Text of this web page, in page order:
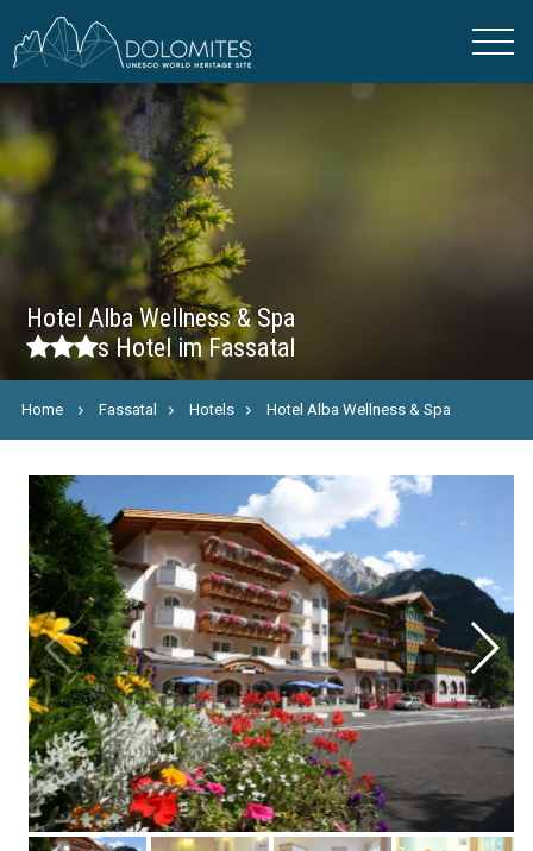
Hotel Alba Wellness & Spa
sHotel im Fassatal
Home Fassatal Hotels Hotel Alba Wellness & Spa